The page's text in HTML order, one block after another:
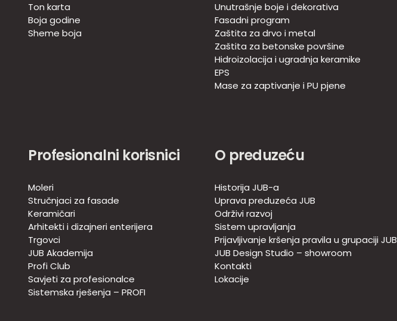
Ton karta
Boja godine
Sheme boja
Unutrašnje boje i dekorativa
Fasadni program
Zaštita za drvo i metal
Zaštita za betonske površine
Hidroizolacija i ugradnja keramike
EPS
Mase za zaptivanje i PU pjene
Profesionalni korisnici
Moleri
Stručnjaci za fasade
Keramičari
Arhitekti i dizajneri enterijera
Trgovci
JUB Akademija
Profi Club
Savjeti za profesionalce
Sistemska rješenja – PROFI
O preduzeću
Historija JUB-a
Uprava preduzeća JUB
Održivi razvoj
Sistem upravljanja
Prijavljivanje kršenja pravila u grupaciji JUB
JUB Design Studio – showroom
Kontakti
Lokacije